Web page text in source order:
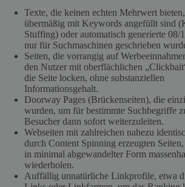
Texte, die keinen echten Mehrwert
übermäßig mit Keywords angefüllt sind
Stuffing) oder automatisch generierte 08/
nur für Suchmaschinen geschrieben
Seiten, die vorrangig auf
den Nutzer mit oberflächlichen
die Seite locken, ohne substanziellen
Informationsgehalt.
Doorway Pages (Brückenseiten), die
wurden, um für bestimmte Suchbegriffe
Besucher dann sofort weiterzuleiten.
Webseiten mit zahlreichen nahezu
durch Content Spinning erzeugten
in minimal abgewandelter Form
wiederholen.
Auffällig unnatürliche Linkprofile, etwa